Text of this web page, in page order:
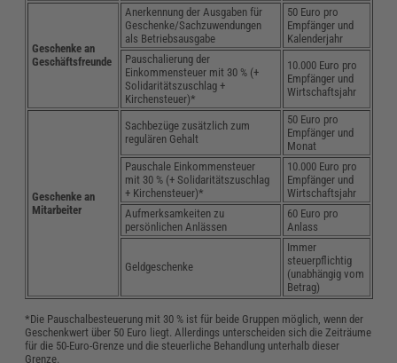
Geschenke an
Geschäftsfreunde
Anerkennung der Ausgaben für
Geschenke/Sachzuwendungen
als Betriebsausgabe
50 Euro pro
Empfänger und
Kalenderjahr
Pauschalierung der
Einkommensteuer mit 30 % (+
Solidaritätszuschlag +
Kirchensteuer)*
10.000 Euro pro
Empfänger und
Wirtschaftsjahr
Geschenke an
Mitarbeiter
Sachbezüge zusätzlich zum
regulären Gehalt
50 Euro pro
Empfänger und
Monat
Pauschale Einkommensteuer
mit 30 % (+ Solidaritätszuschlag
+ Kirchensteuer)*
10.000 Euro pro
Empfänger und
Wirtschaftsjahr
Aufmerksamkeiten zu
persönlichen Anlässen
60 Euro pro
Anlass
Geldgeschenke
Immer
steuerpflichtig
(unabhängig vom
Betrag)
*Die Pauschalbesteuerung mit 30 % ist für beide Gruppen möglich, wenn der
Geschenkwert über 50 Euro liegt. Allerdings unterscheiden sich die Zeiträume
für die 50-Euro-Grenze und die steuerliche Behandlung unterhalb dieser
Grenze.